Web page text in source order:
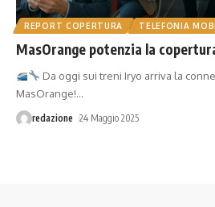
REPORT COPERTURA TELEFONIA
MasOrange potenzia la
Da oggi sui treni Iryo arriva la
MasOrange!…
redazione 24 Maggio 2025